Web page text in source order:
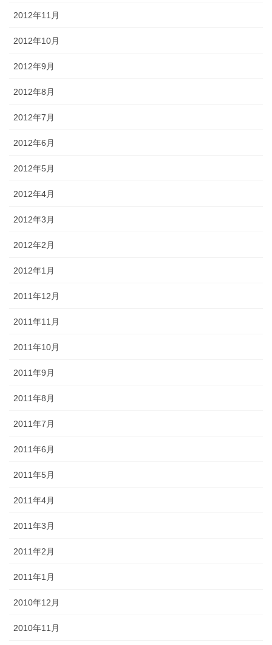
2012年11月
2012年10月
2012年9月
2012年8月
2012年7月
2012年6月
2012年5月
2012年4月
2012年3月
2012年2月
2012年1月
2011年12月
2011年11月
2011年10月
2011年9月
2011年8月
2011年7月
2011年6月
2011年5月
2011年4月
2011年3月
2011年2月
2011年1月
2010年12月
2010年11月